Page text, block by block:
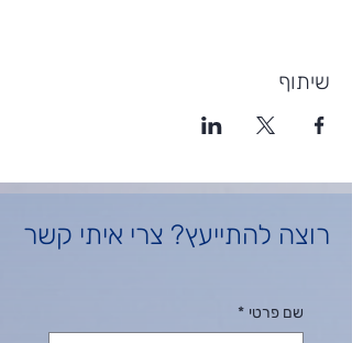
שיתוף
רוצה להתייעץ? צרי איתי קשר
שם פרטי *